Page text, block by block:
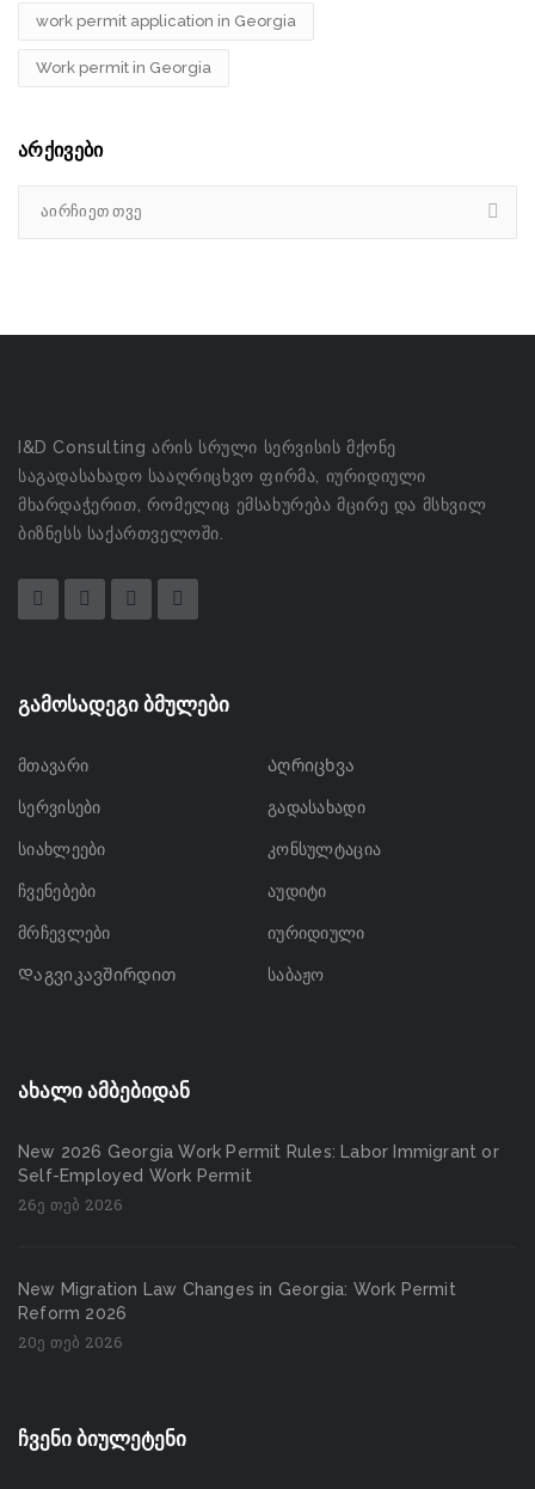
work permit application in Georgia
Work permit in Georgia
არქივები
აირჩიეთ თვე
I&D Consulting არის სრული სერვისის მქონე
საგადასახადო სააღრიცხვო ფირმა, იურიდიული
მხარდაჭერით, რომელიც ემსახურება მცირე და მსხვილ
ბიზნესს საქართველოში.
გამოსადეგი ბმულები
მთავარი
სერვისები
სიახლეები
ჩვენებები
მრჩევლები
Დაგვიკავშირდით
Აღრიცხვა
გადასახადი
კონსულტაცია
აუდიტი
იურიდიული
საბაჟო
ახალი ამბებიდან
New 2026 Georgia Work Permit Rules: Labor Immigrant or
Self-Employed Work Permit
26ე თებ 2026
New Migration Law Changes in Georgia: Work Permit
Reform 2026
20ე თებ 2026
ჩვენი ბიულეტენი